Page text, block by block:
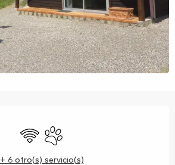
Wifi Se aceptan animales
+ 6 otro(s) servicio(s)